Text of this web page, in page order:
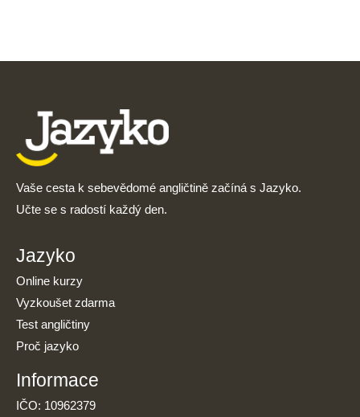
Vaše cesta k sebevědomé angličtině začíná s Jazyko.
Učte se s radostí každý den.
Jazyko
Online kurzy
Vyzkoušet zdarma
Test angličtiny
Proč jazyko
Informace
IČO: 10962379